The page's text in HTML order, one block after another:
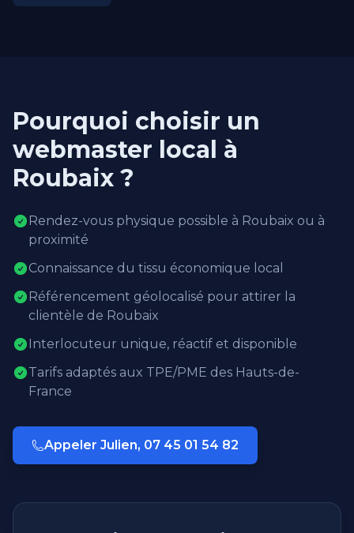
Pourquoi choisir un
webmaster local à
Roubaix ?
Rendez-vous physique possible à Roubaix ou à
proximité
Connaissance du tissu économique local
Référencement géolocalisé pour attirer la
clientèle de Roubaix
Interlocuteur unique, réactif et disponible
Tarifs adaptés aux TPE/PME des Hauts-de-
France
Appeler Julien, 07 45 01 54 82